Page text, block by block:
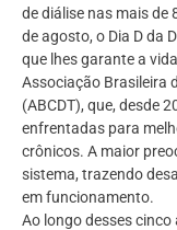
de diálise nas mais de
de agosto, o Dia D da
que lhes garante a
Associação Brasileira
(ABCDT), que, desde
enfrentadas para
crônicos. A maior
sistema, trazendo
em funcionamento.
Ao longo desses